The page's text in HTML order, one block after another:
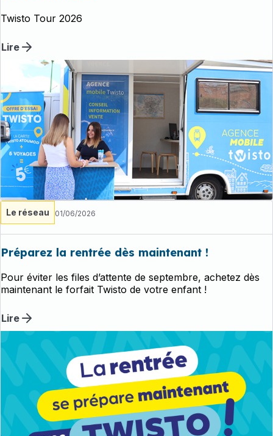
Twisto Tour 2026
Lire
Le réseau 01/06/2026
Préparez la rentrée dès maintenant !
Pour éviter les files d’attente de septembre, achetez dès
maintenant le forfait Twisto de votre enfant !
Lire